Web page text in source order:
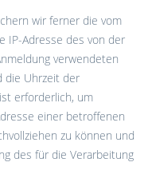
wir ferner die vom
IP-Adresse des von der
verwendeten
die Uhrzeit der
erforderlich, um
einer betroffenen
zu können und
des für die Verarbeitung